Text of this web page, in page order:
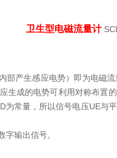
卫生型电磁流量计
产生感应电势）即为电磁
生成的电势可利用对称布置
常量，所以信号电压UE与
输出信号。